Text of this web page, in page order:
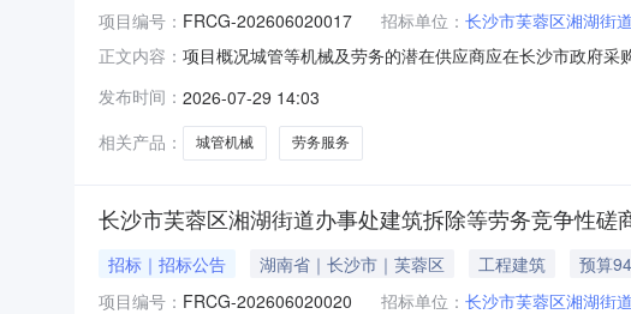
项目编号： FRCG-202606020017 招标单位： 长沙市芙蓉区湘湖街
正文内容： 项目概况城管等机械及劳务的潜在供应商应在长沙市政府
总投资额：采购需求：详见采购需求合同履行期限：采购包
发布时间： 2026-07-29 14:03
相关产品：
城管机械 劳务服务
长沙市芙蓉区湘湖街道办事处建筑拆除等劳务竞争性磋
招标｜招标公告 湖南省｜长沙市｜芙蓉区 工程建筑 预算
项目编号： FRCG-202606020020 招标单位： 长沙市芙蓉区湘湖街